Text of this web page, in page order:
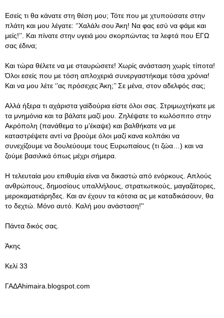
Εσείς τι θα κάνατε στη θέση μου; Τότε που με χτυπούσατε στην
πλάτη και μου λέγατε: ‘’Χαλάλι σου Άκη! Να φας εσύ να φάμε και
μείς!’’. Και πίνατε στην υγειά μου σκορπώντας τα λεφτά που ΕΓΩ
σας έδινα;
Και τώρα θέλετε να με σταυρώσετε! Χωρίς ανάσταση χωρίς τίποτα!
Όλοι εσείς που με τόση απλοχεριά συνεργαστήκαμε τόσα χρόνια!
Και να μου λέτε ‘’ας πρόσεχες Άκη;’’ Σε μένα, στον αδελφός σας;
Αλλά ήξερα τι αχάριστα γαϊδούρια είστε όλοι σας. Στριμωχτήκατε με
τα μνημόνια και τα βάλατε μαζί μου. Ζηλέψατε το κωλόσπιτο στην
Ακρόπολη (πανάθεμα το μ’έκαψε) και βαλθήκατε να με
καταστρέψετε αντί να βρούμε όλοι μαζί κανα κολπάκι να
συνεχίζουμε να δουλεύουμε τους Ευρωπαίους (τι ζώα…) και να
ζούμε βασιλικά όπως μέχρι σήμερα.
Η τελευταία μου επιθυμία είναι να δικαστώ από ενόρκους. Απλούς
ανθρώπους, δημοσίους υπαλλήλους, στρατιωτικούς, μαγαζάτορες,
μεροκαματιάρηδες. Και αν έχουν τα κότσια ας με καταδικάσουν, θα
το δεχτώ. Μόνο αυτό. Καλή μου ανάσταση!''
Πάντα δικός σας.
Άκης
Κελί 33
ΓΑΔΑhimaira.blogspot.com